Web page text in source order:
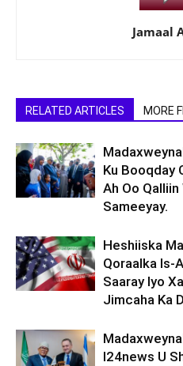
Jamaal
RELATED ARTICLES MORE
Ku Booqday
Ah Oo
Sameeyay.
Heshiiska
Qoraalka Is-
Saaray Iyo
Jimcaha Ka
I24news U